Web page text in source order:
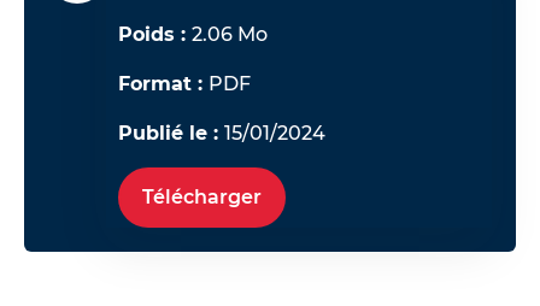
Poids :2.06 Mo
Format : PDF
Publié le :15/01/2024
Télécharger